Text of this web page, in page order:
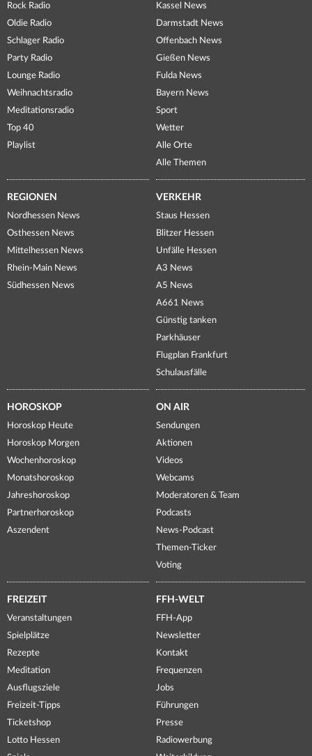
Rock Radio
Oldie Radio
Schlager Radio
Party Radio
Lounge Radio
Weihnachtsradio
Meditationsradio
Top 40
Playlist
Kassel News
Darmstadt News
Offenbach News
Gießen News
Fulda News
Bayern News
Sport
Wetter
Alle Orte
Alle Themen
REGIONEN
Nordhessen News
Osthessen News
Mittelhessen News
Rhein-Main News
Südhessen News
VERKEHR
Staus Hessen
Blitzer Hessen
Unfälle Hessen
A3 News
A5 News
A661 News
Günstig tanken
Parkhäuser
Flugplan Frankfurt
Schulausfälle
HOROSKOP
Horoskop Heute
Horoskop Morgen
Wochenhoroskop
Monatshoroskop
Jahreshoroskop
Partnerhoroskop
Aszendent
ON AIR
Sendungen
Aktionen
Videos
Webcams
Moderatoren & Team
Podcasts
News-Podcast
Themen-Ticker
Voting
FREIZEIT
Veranstaltungen
Spielplätze
Rezepte
Meditation
Ausflugsziele
Freizeit-Tipps
Ticketshop
Lotto Hessen
FFH-WELT
FFH-App
Newsletter
Kontakt
Frequenzen
Jobs
Führungen
Presse
Radiowerbung